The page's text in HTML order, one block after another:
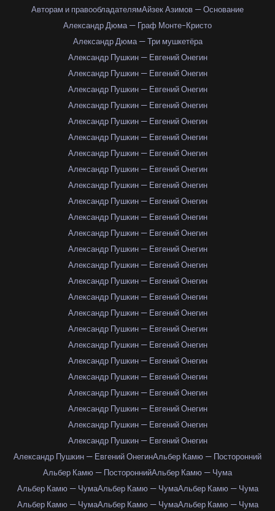
Авторам и правообладателямАйзек Азимов — Основание
Александр Дюма — Граф Монте-Кристо
Александр Дюма — Три мушкетёра
Александр Пушкин — Евгений Онегин
Александр Пушкин — Евгений Онегин
Александр Пушкин — Евгений Онегин
Александр Пушкин — Евгений Онегин
Александр Пушкин — Евгений Онегин
Александр Пушкин — Евгений Онегин
Александр Пушкин — Евгений Онегин
Александр Пушкин — Евгений Онегин
Александр Пушкин — Евгений Онегин
Александр Пушкин — Евгений Онегин
Александр Пушкин — Евгений Онегин
Александр Пушкин — Евгений Онегин
Александр Пушкин — Евгений Онегин
Александр Пушкин — Евгений Онегин
Александр Пушкин — Евгений Онегин
Александр Пушкин — Евгений Онегин
Александр Пушкин — Евгений Онегин
Александр Пушкин — Евгений Онегин
Александр Пушкин — Евгений Онегин
Александр Пушкин — Евгений Онегин
Александр Пушкин — Евгений Онегин
Александр Пушкин — Евгений Онегин
Александр Пушкин — Евгений Онегин
Александр Пушкин — Евгений Онегин
Александр Пушкин — Евгений Онегин
Александр Пушкин — Евгений ОнегинАльбер Камю — Посторонний
Альбер Камю — ПостороннийАльбер Камю — Чума
Альбер Камю — ЧумаАльбер Камю — ЧумаАльбер Камю — Чума
Альбер Камю — ЧумаАльбер Камю — ЧумаАльбер Камю — Чума